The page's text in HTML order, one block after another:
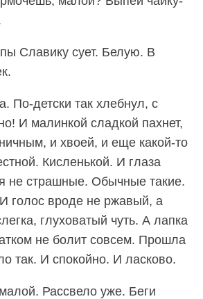
Славику сует. Белую. В
По-детски так хлебнул, с
И малинкой сладкой пахнет,
и хвоей, и еще какой-то
Кисленькой. И глаза
не страшные. Обычные такие.
голос вроде не ржавый, а
глуховатый чуть. А лапка
не болит совсем. Прошла
так. И спокойно. И ласково.
Рассвело уже. Беги